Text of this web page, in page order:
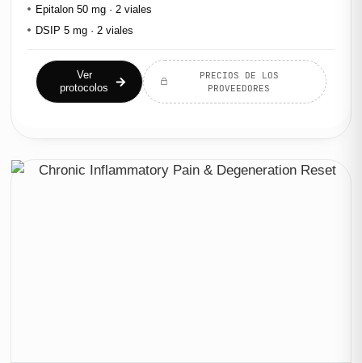
Epitalon 50 mg · 2 viales
DSIP 5 mg · 2 viales
Ver
protocolos
PRECIOS DE LOS
PROVEEDORES